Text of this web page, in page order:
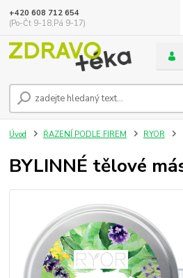
+420 608 712 654
(Po-Čt 9-18,Pá 9-17)
Úvod ŘAZENÍ PODLE FIREM RYOR
BYLINNÉ tělové